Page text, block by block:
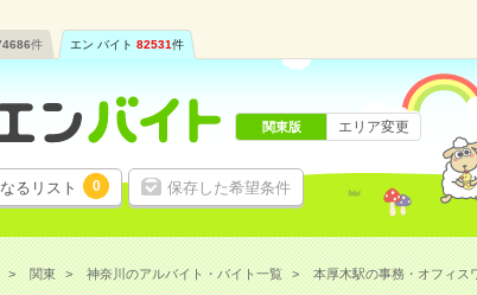
件 エン バイト 82531件
るリスト 0 保存した希望条件
関東版 エリア変更
関東 神奈川のアルバイト・バイト一覧 本厚木駅の事務・オフィス